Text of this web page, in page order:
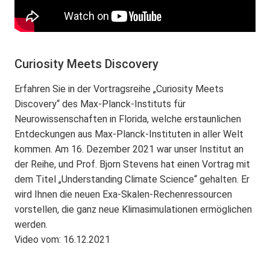
Curiosity Meets Discovery
Erfahren Sie in der Vortragsreihe „Curiosity Meets
Discovery“ des Max-Planck-Instituts für
Neurowissenschaften in Florida, welche erstaunlichen
Entdeckungen aus Max-Planck-Instituten in aller Welt
kommen. Am 16. Dezember 2021 war unser Institut an
der Reihe, und Prof. Bjorn Stevens hat einen Vortrag mit
dem Titel „Understanding Climate Science“ gehalten. Er
wird Ihnen die neuen Exa-Skalen-Rechenressourcen
vorstellen, die ganz neue Klimasimulationen ermöglichen
werden.
Video vom: 16.12.2021